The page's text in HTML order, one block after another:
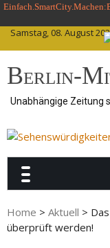
Skip
content
Samstag, 08. August
Berlin-
Unabhängige Zeitung
Home > Aktuell >
überprüft werden!